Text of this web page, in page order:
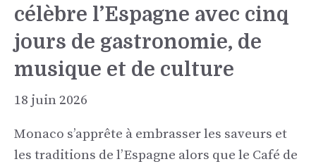
célèbre l’Espagne avec cinq
jours de gastronomie, de
musique et de culture
18 juin 2026
Monaco s’apprête à embrasser les saveurs et
les traditions de l’Espagne alors que le Café de